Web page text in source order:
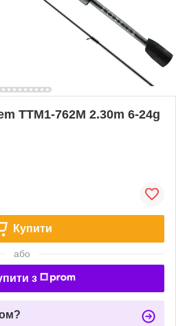
TTM1-762M 2.30m 6-24g
Купити
або
з